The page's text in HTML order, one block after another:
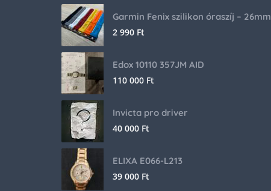
Garmin Fenix szilikon óraszíj – 26mm
2 990 Ft
Edox 10110 357JM AID
110 000 Ft
Invicta pro driver
40 000 Ft
ELIXA E066-L213
39 000 Ft